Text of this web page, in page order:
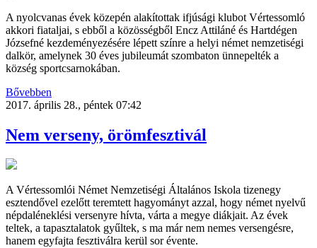
A nyolcvanas évek közepén alakítottak ifjúsági klubot Vértessomló
akkori fiataljai, s ebből a közösségből Encz Attiláné és Hartdégen
Józsefné kezdeményezésére lépett színre a helyi német nemzetiségi
dalkör, amelynek 30 éves jubileumát szombaton ünnepelték a
község sportcsarnokában.
Bővebben
2017. április 28., péntek 07:42
Nem verseny, örömfesztivál
A Vértessomlói Német Nemzetiségi Általános Iskola tizenegy
esztendővel ezelőtt teremtett hagyományt azzal, hogy német nyelvű
népdaléneklési versenyre hívta, várta a megye diákjait. Az évek
teltek, a tapasztalatok gyűltek, s ma már nem nemes versengésre,
hanem egyfajta fesztiválra kerül sor évente.